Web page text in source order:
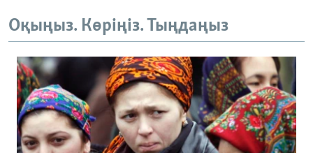
Оқыңыз. Көріңіз. Тыңдаңыз